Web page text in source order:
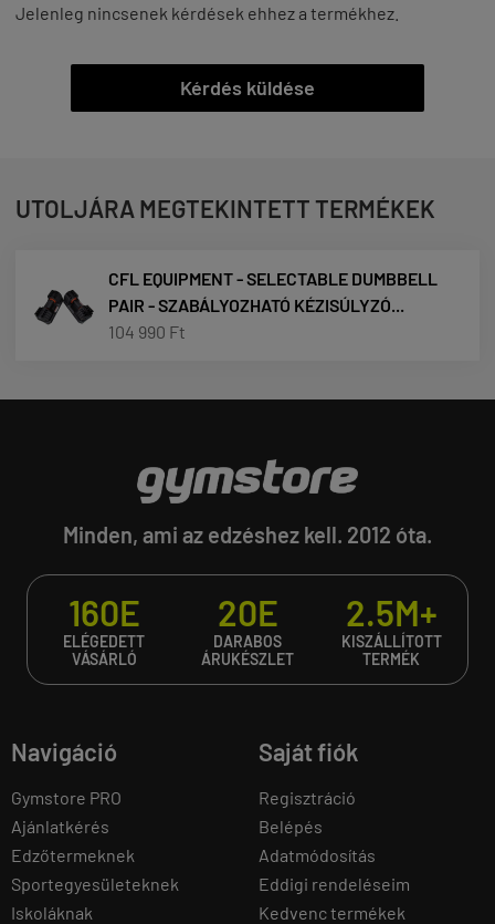
Jelenleg nincsenek kérdések ehhez a termékhez.
Kérdés küldése
UTOLJÁRA MEGTEKINTETT TERMÉKEK
CFL EQUIPMENT - SELECTABLE DUMBBELL
PAIR - SZABÁLYOZHATÓ KÉZISÚLYZÓ...
104 990 Ft
Minden, ami az edzéshez kell. 2012 óta.
160E
ELÉGEDETT
VÁSÁRLÓ
20E
DARABOS
ÁRUKÉSZLET
2.5M+
KISZÁLLÍTOTT
TERMÉK
Navigáció
Gymstore PRO
Ajánlatkérés
Edzőtermeknek
Sportegyesületeknek
Iskoláknak
Saját fiók
Regisztráció
Belépés
Adatmódosítás
Eddigi rendeléseim
Kedvenc termékek